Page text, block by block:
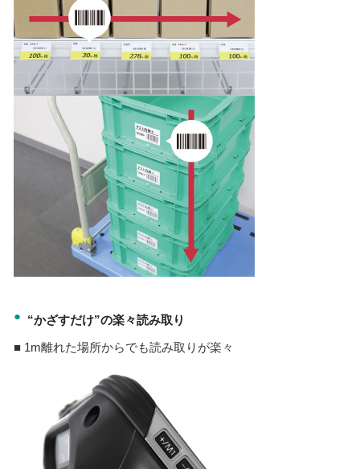
● “かざすだけ”の楽々読み取り
■ 1m離れた場所からでも読み取りが楽々